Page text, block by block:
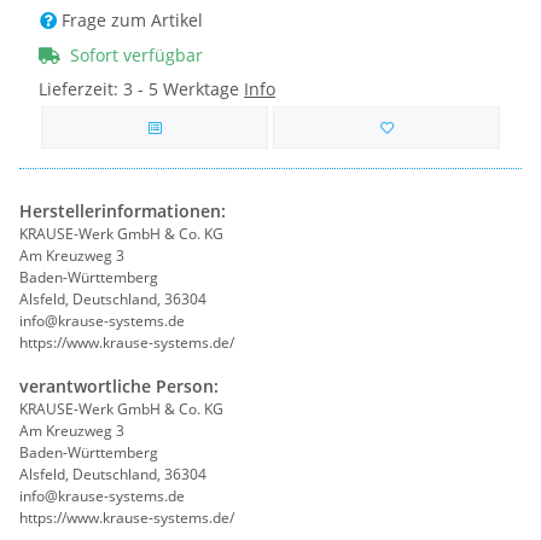
Frage zum Artikel
Sofort verfügbar
Lieferzeit: 3 - 5 Werktage Info
Herstellerinformationen:
KRAUSE-Werk GmbH & Co. KG
Am Kreuzweg 3
Baden-Württemberg
Alsfeld, Deutschland, 36304
info@krause-systems.de
https://www.krause-systems.de/
verantwortliche Person:
KRAUSE-Werk GmbH & Co. KG
Am Kreuzweg 3
Baden-Württemberg
Alsfeld, Deutschland, 36304
info@krause-systems.de
https://www.krause-systems.de/